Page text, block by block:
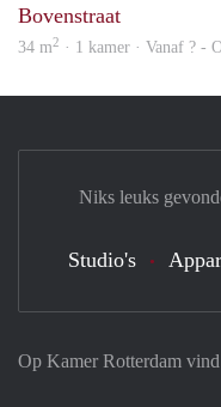
Bovenstraat
34 m2 · 1 kamer · Vanaf ? -
Op Kamer Rotterdam
Niks leuks
Studio's